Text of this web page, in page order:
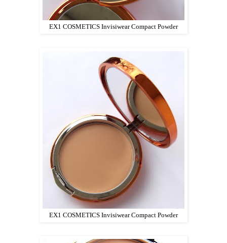
EX1 COSMETICS Invisiwear Compact Powder
EX1 COSMETICS Invisiwear Compact Powder